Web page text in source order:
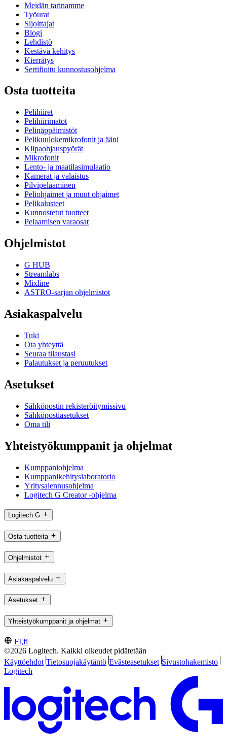
Meidän tarinamme
Työurat
Sijoittajat
Blogi
Lehdistö
Kestävä kehitys
Kierrätys
Sertifioitu kunnostusohjelma
Osta tuotteita
Pelihiiret
Pelihiirimatot
Pelinäppäimistöt
Pelikuulokemikrofonit ja ääni
Kilpaohjauspyörät
Mikrofonit
Lento- ja maatilasimulaatio
Kamerat ja valaistus
Pilvipelaaminen
Peliohjaimet ja muut ohjaimet
Pelikalusteet
Kunnostetut tuotteet
Pelaamisen varaosat
Ohjelmistot
G HUB
Streamlabs
Mixline
ASTRO-sarjan ohjelmistot
Asiakaspalvelu
Tuki
Ota yhteyttä
Seuraa tilaustasi
Palautukset ja peruutukset
Asetukset
Sähköpostin rekisteröitymissivu
Sähköpostiasetukset
Oma tili
Yhteistyökumppanit ja ohjelmat
Kumppaniohjelma
Kumppanikehityslaboratorio
Yritysalennusohjelma
Logitech G Creator -ohjelma
Logitech G
Osta tuotteita
Ohjelmistot
Asiakaspalvelu
Asetukset
Yhteistyökumppanit ja ohjelmat
FI,fi
©2026 Logitech. Kaikki oikeudet pidätetään
Käyttöehdot Tietosuojakäytäntö Evästeasetukset Sivustohakemisto
Logitech